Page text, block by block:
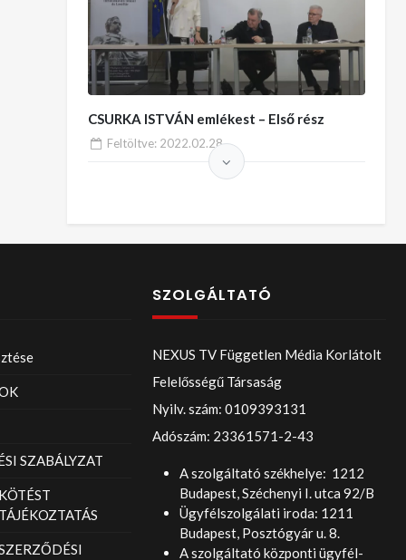
CSURKA ISTVÁN emlékest – Első rész
Feltöltve: 2022.02.28.
SZABÁLYZAT
SZOLGÁLTATÓ
NEXUS TV Független Média Korlátolt
Felelősségű Társaság
Nyilv. szám: 0109393131
Adószám: 23361571-2-43
A szolgáltató székhelye: 1212
Budapest, Széchenyi I. utca 92/B
Ügyfélszolgálati iroda: 1211
Budapest, Posztógyár u. 8.
A szolgáltató központi ügyfél-